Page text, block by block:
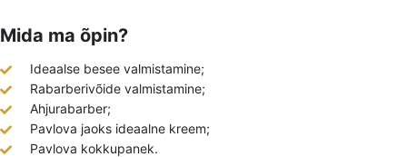
tagurpidi silikoonvormi peale, et moodustuks
beseekausike, kuhu hõlpsalt täidised panna.
Rabarberipavlova on tõeline kunstiteos, mis ühendab
endas maitse, tekstuuri ja visuaalse ilu.
Mida ma õpin?
Ideaalse besee valmistamine;
Rabarberivõide valmistamine;
Ahjurabarber;
Pavlova jaoks ideaalne kreem;
Pavlova kokkupanek.